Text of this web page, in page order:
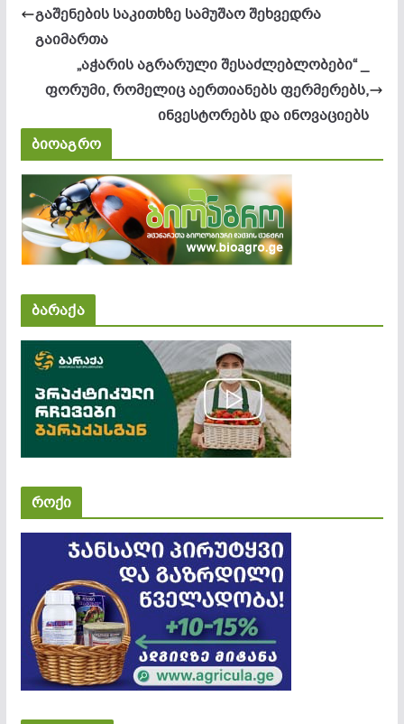
გაშენების საკითხზე სამუშაო შეხვედრა
გაიმართა
„აჭარის აგრარული შესაძლებლობები“ _
ფორუმი, რომელიც აერთიანებს ფერმერებს,
ინვესტორებს და ინოვაციებს
ბიოაგრო
ბარაქა
როქი